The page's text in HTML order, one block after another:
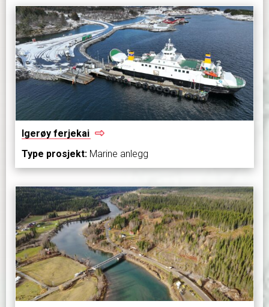
Igerøy ferjekai
Type prosjekt: Marine anlegg